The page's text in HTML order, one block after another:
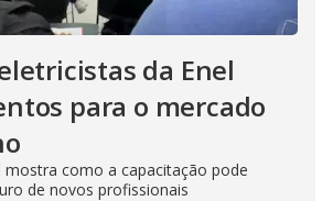
da Enel
para o mercado
mostra como a capacitação pode
de novos profissionais